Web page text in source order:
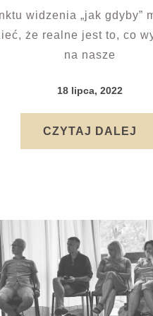
widzenia „jak gdyby”
że realne jest to, co
na nasze
18 lipca, 2022
CZYTAJ DALEJ